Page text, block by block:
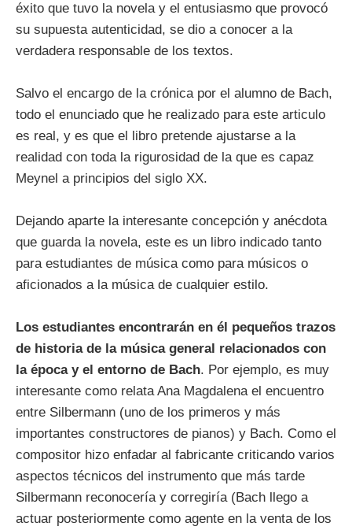
éxito que tuvo la novela y el entusiasmo que provocó
su supuesta autenticidad, se dio a conocer a la
verdadera responsable de los textos.
Salvo el encargo de la crónica por el alumno de Bach,
todo el enunciado que he realizado para este articulo
es real, y es que el libro pretende ajustarse a la
realidad con toda la rigurosidad de la que es capaz
Meynel a principios del siglo XX.
Dejando aparte la interesante concepción y anécdota
que guarda la novela, este es un libro indicado tanto
para estudiantes de música como para músicos o
aficionados a la música de cualquier estilo.
Los estudiantes encontrarán en él pequeños trazos
de historia de la música general relacionados con
la época y el entorno de Bach. Por ejemplo, es muy
interesante como relata Ana Magdalena el encuentro
entre Silbermann (uno de los primeros y más
importantes constructores de pianos) y Bach. Como el
compositor hizo enfadar al fabricante criticando varios
aspectos técnicos del instrumento que más tarde
Silbermann reconocería y corregiría (Bach llego a
actuar posteriormente como agente en la venta de los